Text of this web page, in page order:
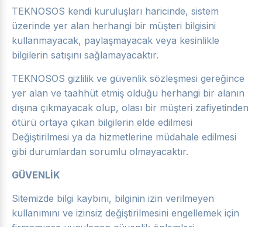
TEKNOSOS kendi kuruluşları haricinde, sistem
üzerinde yer alan herhangi bir müşteri bilgisini
kullanmayacak, paylaşmayacak veya kesinlikle
bilgilerin satışını sağlamayacaktır.
TEKNOSOS gizlilik ve güvenlik sözleşmesi gereğince
yer alan ve taahhüt etmiş olduğu herhangi bir alanın
dışına çıkmayacak olup, olası bir müşteri zafiyetinden
ötürü ortaya çıkan bilgilerin elde edilmesi
Değiştirilmesi ya da hizmetlerine müdahale edilmesi
gibi durumlardan sorumlu olmayacaktır.
GÜVENLİK
Sitemizde bilgi kaybını, bilginin izin verilmeyen
kullanımını ve izinsiz değiştirilmesini engellemek için